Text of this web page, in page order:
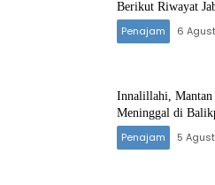
Berikut Riwayat
Penajam 6
Innalillahi, Mantan
Meninggal di
Penajam 5